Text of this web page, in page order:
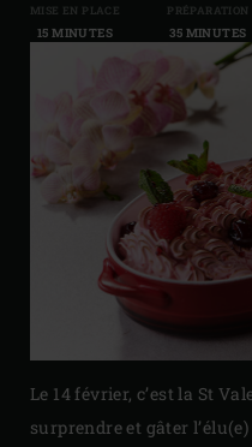
MISE EN PLACE
15 MINUTES
PRÉPARATION
35 MINUTES
Le 14 février, c’est la St
surprendre et gâter